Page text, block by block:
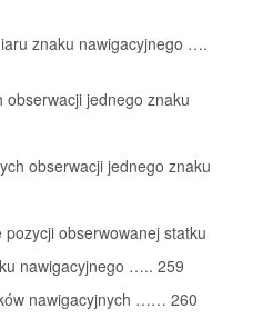
znaku nawigacyjnego ….
jednego znaku
obserwacji jednego znaku
obserwowanej statku
nawigacyjnego ….. 259
nawigacyjnych …… 260